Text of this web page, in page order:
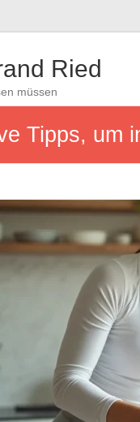
Ried
müssen
Tipps, um